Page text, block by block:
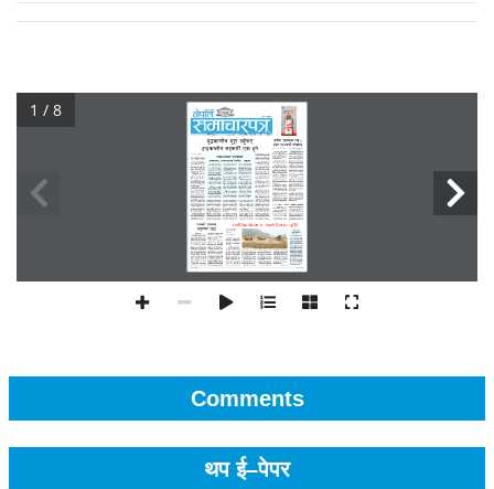
1 / 8
Comments
थप ई–पेपर